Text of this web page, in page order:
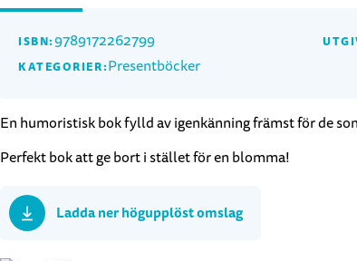
ISBN:9789172262799
KATEGORIER:Presentböcker
En humoristisk bok fylld av igenkänning främst för de
Perfekt bok att ge bort i stället för en blomma!
Ladda ner högupplöst omslag